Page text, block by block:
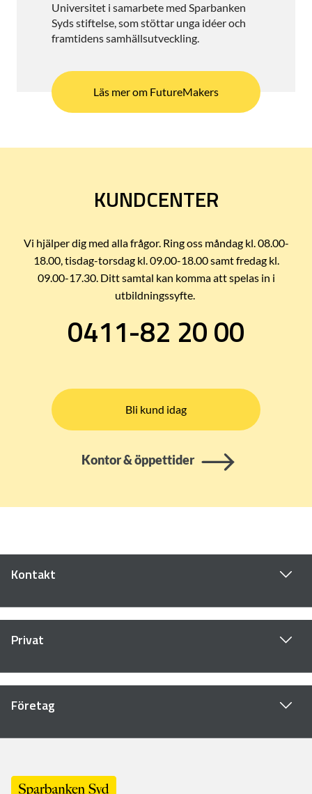
Universitet i samarbete med Sparbanken
Syds stiftelse, som stöttar unga idéer och
framtidens samhällsutveckling.
Läs mer om FutureMakers
KUNDCENTER
Vi hjälper dig med alla frågor. Ring oss måndag kl. 08.00-
18.00, tisdag-torsdag kl. 09.00-18.00 samt fredag kl.
09.00-17.30. Ditt samtal kan komma att spelas in i
utbildningssyfte.
0411-82 20 00
Bli kund idag
Kontor & öppettider
Kontakt
Privat
Företag